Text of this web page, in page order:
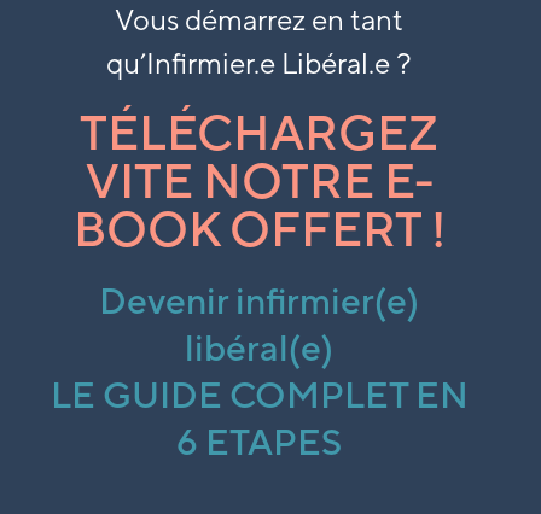
Vous démarrez en tant
qu’Infirmier.e Libéral.e ?
TÉLÉCHARGEZ
VITE NOTRE E-
BOOK OFFERT !
Devenir infirmier(e)
libéral(e)
LE GUIDE COMPLET EN
6 ETAPES